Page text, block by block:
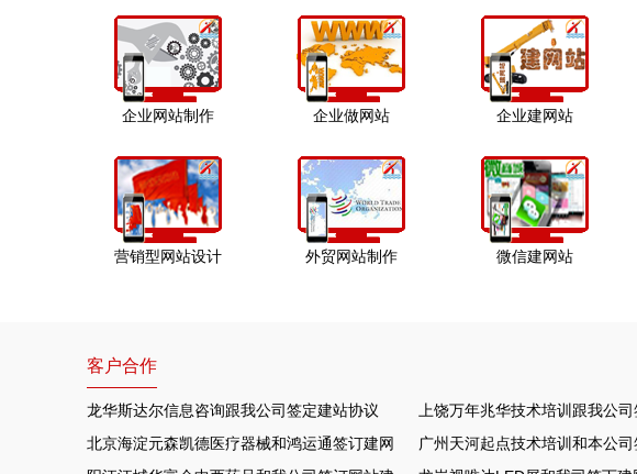
企业网站制作 企业做网站 企业建网站
营销型网站设计 外贸网站制作 微信建网站
客户合作
龙华斯达尔信息咨询跟我公司签定建站协议
上饶万年兆华技术培训跟我公
北京海淀元森凯德医疗器械和鸿运通签订建网站项目广州天河起点技术培训和本公